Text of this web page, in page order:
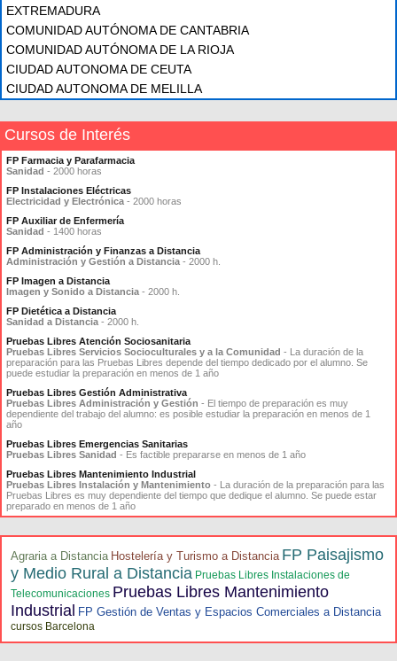
EXTREMADURA
COMUNIDAD AUTÓNOMA DE CANTABRIA
COMUNIDAD AUTÓNOMA DE LA RIOJA
CIUDAD AUTONOMA DE CEUTA
CIUDAD AUTONOMA DE MELILLA
Cursos de Interés
FP Farmacia y Parafarmacia
Sanidad - 2000 horas
FP Instalaciones Eléctricas
Electricidad y Electrónica - 2000 horas
FP Auxiliar de Enfermería
Sanidad - 1400 horas
FP Administración y Finanzas a Distancia
Administración y Gestión a Distancia - 2000 h.
FP Imagen a Distancia
Imagen y Sonido a Distancia - 2000 h.
FP Dietética a Distancia
Sanidad a Distancia - 2000 h.
Pruebas Libres Atención Sociosanitaria
Pruebas Libres Servicios Socioculturales y a la Comunidad - La duración de la
preparación para las Pruebas Libres depende del tiempo dedicado por el alumno. Se
puede estudiar la preparación en menos de 1 año
Pruebas Libres Gestión Administrativa
Pruebas Libres Administración y Gestión - El tiempo de preparación es muy
dependiente del trabajo del alumno: es posible estudiar la preparación en menos de 1
año
Pruebas Libres Emergencias Sanitarias
Pruebas Libres Sanidad - Es factible prepararse en menos de 1 año
Pruebas Libres Mantenimiento Industrial
Pruebas Libres Instalación y Mantenimiento - La duración de la preparación para las
Pruebas Libres es muy dependiente del tiempo que dedique el alumno. Se puede estar
preparado en menos de 1 año
Agraria a Distancia Hostelería y Turismo a Distancia FP Paisajismo
y Medio Rural a Distancia Pruebas Libres Instalaciones de
Telecomunicaciones Pruebas Libres Mantenimiento
Industrial FP Gestión de Ventas y Espacios Comerciales a Distancia
cursos Barcelona